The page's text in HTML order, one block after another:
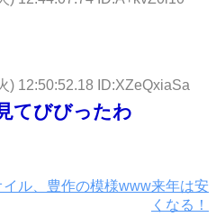
) 12:50:52.18 ID:XZeQxiaSa
てびびったわ
イル、豊作の模様www来年は安
くなる！